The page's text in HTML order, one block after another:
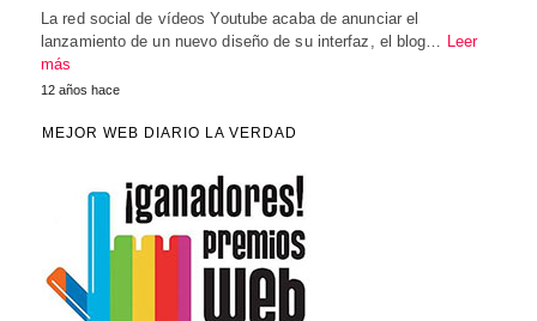
La red social de vídeos Youtube acaba de anunciar el
lanzamiento de un nuevo diseño de su interfaz, el blog… Leer
más
12 años hace
MEJOR WEB DIARIO LA VERDAD